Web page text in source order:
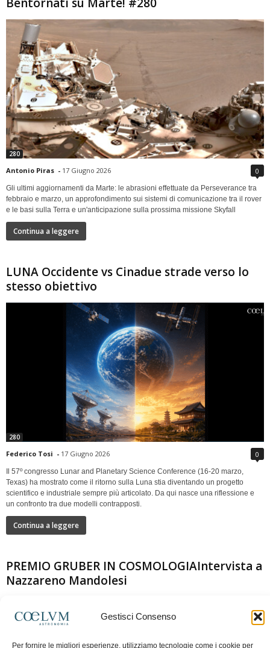
Gestisci Consenso
Per fornire le migliori esperienze, utilizziamo tecnologie come i cookie per
280
Antonio Piras - 17 Giugno 2026 0
Gli ultimi aggiornamenti da Marte: le abrasioni effettuate da Perseverance tra
febbraio e marzo, un approfondimento sui sistemi di comunicazione tra il rover
e le basi sulla Terra e un'anticipazione sulla prossima missione Skyfall
Continua a leggere
LUNA Occidente vs Cinadue strade verso lo
stesso obiettivo
280
Federico Tosi - 17 Giugno 2026 0
Il 57º congresso Lunar and Planetary Science Conference (16-20 marzo,
Texas) ha mostrato come il ritorno sulla Luna stia diventando un progetto
scientifico e industriale sempre più articolato. Da qui nasce una riflessione e
un confronto tra due modelli contrapposti.
Continua a leggere
PREMIO GRUBER IN COSMOLOGIAIntervista a
Nazzareno Mandolesi